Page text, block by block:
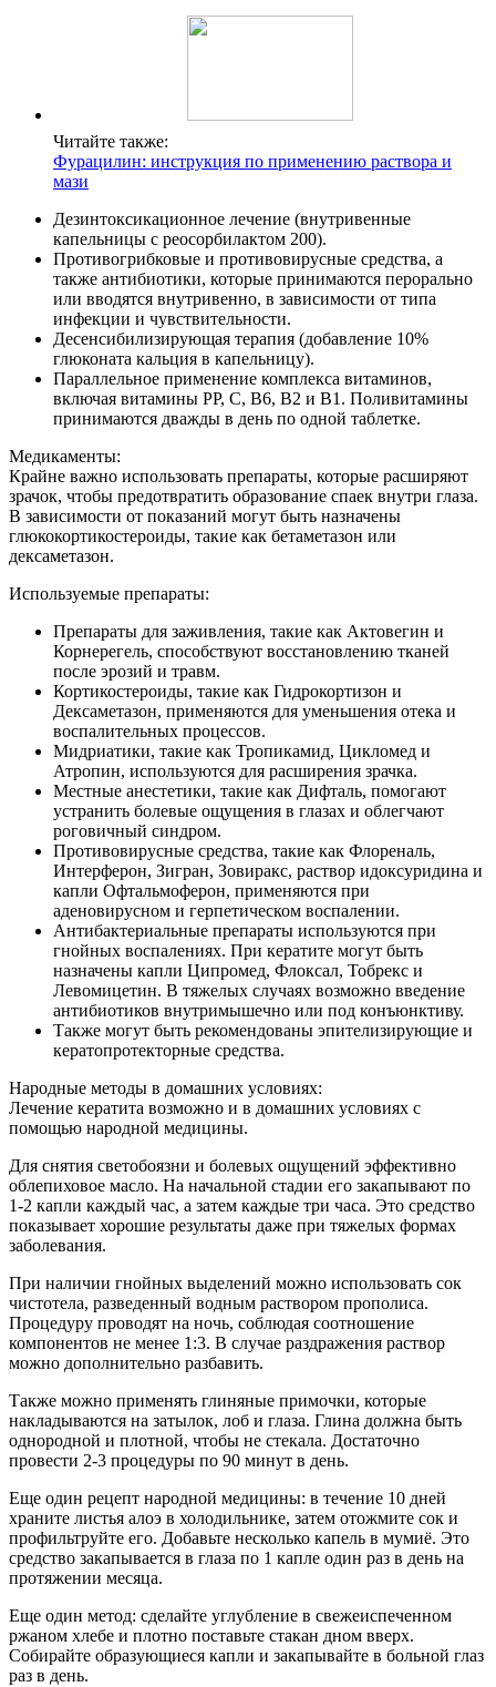
Читайте также:
Фурацилин: инструкция по применению раствора и
мази
Дезинтоксикационное лечение (внутривенные
капельницы с реосорбилактом 200).
Противогрибковые и противовирусные средства, а
также антибиотики, которые принимаются перорально
или вводятся внутривенно, в зависимости от типа
инфекции и чувствительности.
Десенсибилизирующая терапия (добавление 10%
глюконата кальция в капельницу).
Параллельное применение комплекса витаминов,
включая витамины РР, С, В6, В2 и В1. Поливитамины
принимаются дважды в день по одной таблетке.
Медикаменты:
Крайне важно использовать препараты, которые расширяют
зрачок, чтобы предотвратить образование спаек внутри глаза.
В зависимости от показаний могут быть назначены
глюкокортикостероиды, такие как бетаметазон или
дексаметазон.
Используемые препараты:
Препараты для заживления, такие как Актовегин и
Корнерегель, способствуют восстановлению тканей
после эрозий и травм.
Кортикостероиды, такие как Гидрокортизон и
Дексаметазон, применяются для уменьшения отека и
воспалительных процессов.
Мидриатики, такие как Тропикамид, Цикломед и
Атропин, используются для расширения зрачка.
Местные анестетики, такие как Дифталь, помогают
устранить болевые ощущения в глазах и облегчают
роговичный синдром.
Противовирусные средства, такие как Флореналь,
Интерферон, Зигран, Зовиракс, раствор идоксуридина и
капли Офтальмоферон, применяются при
аденовирусном и герпетическом воспалении.
Антибактериальные препараты используются при
гнойных воспалениях. При кератите могут быть
назначены капли Ципромед, Флоксал, Тобрекс и
Левомицетин. В тяжелых случаях возможно введение
антибиотиков внутримышечно или под конъюнктиву.
Также могут быть рекомендованы эпителизирующие и
кератопротекторные средства.
Народные методы в домашних условиях:
Лечение кератита возможно и в домашних условиях с
помощью народной медицины.
Для снятия светобоязни и болевых ощущений эффективно
облепиховое масло. На начальной стадии его закапывают по
1-2 капли каждый час, а затем каждые три часа. Это средство
показывает хорошие результаты даже при тяжелых формах
заболевания.
При наличии гнойных выделений можно использовать сок
чистотела, разведенный водным раствором прополиса.
Процедуру проводят на ночь, соблюдая соотношение
компонентов не менее 1:3. В случае раздражения раствор
можно дополнительно разбавить.
Также можно применять глиняные примочки, которые
накладываются на затылок, лоб и глаза. Глина должна быть
однородной и плотной, чтобы не стекала. Достаточно
провести 2-3 процедуры по 90 минут в день.
Еще один рецепт народной медицины: в течение 10 дней
храните листья алоэ в холодильнике, затем отожмите сок и
профильтруйте его. Добавьте несколько капель в мумиё. Это
средство закапывается в глаза по 1 капле один раз в день на
протяжении месяца.
Еще один метод: сделайте углубление в свежеиспеченном
ржаном хлебе и плотно поставьте стакан дном вверх.
Собирайте образующиеся капли и закапывайте в больной глаз
раз в день.